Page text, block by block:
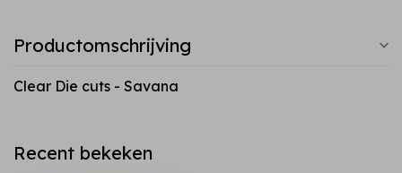
Productomschrijving
Clear Die cuts - Savana
Recent bekeken